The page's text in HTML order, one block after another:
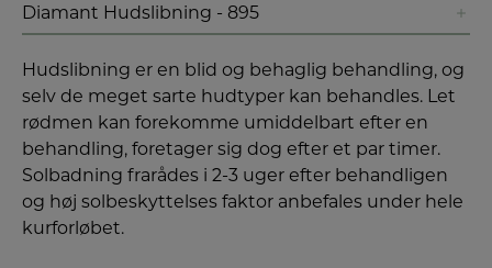
Diamant Hudslibning - 895
Hudslibning er en blid og behaglig behandling, og
selv de meget sarte hudtyper kan behandles. Let
rødmen kan forekomme umiddelbart efter en
behandling, foretager sig dog efter et par timer.
Solbadning frarådes i 2-3 uger efter behandligen
og høj solbeskyttelses faktor anbefales under hele
kurforløbet.